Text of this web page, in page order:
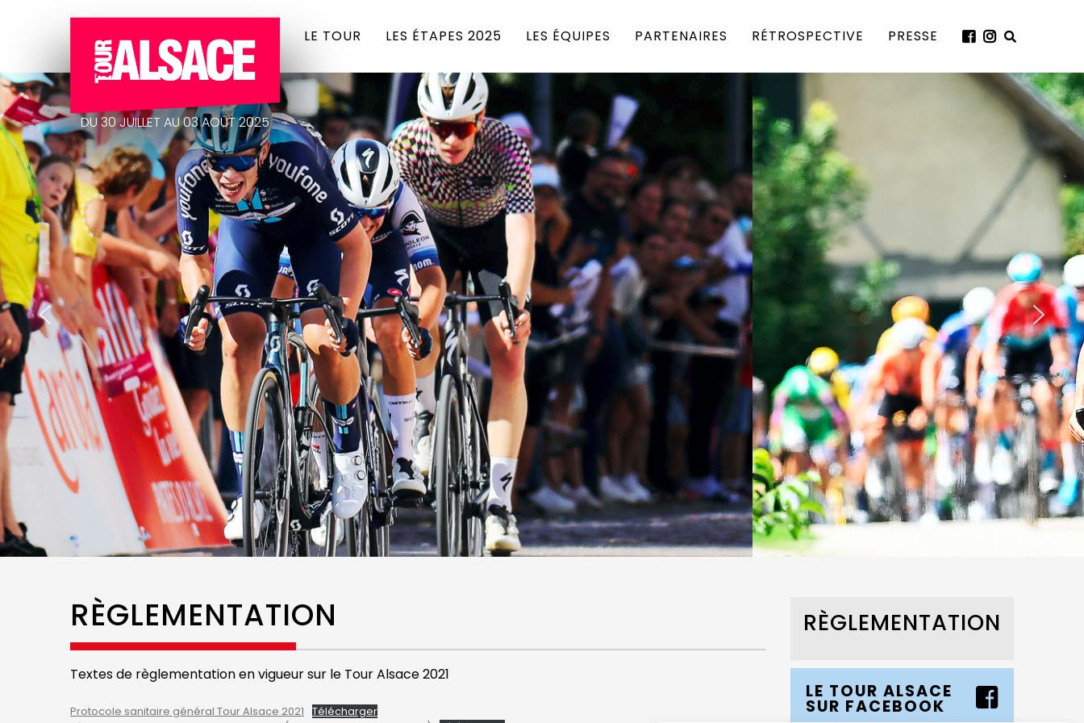
DU 30 JUILLET AU 03 AOÛT 2025
LE TOUR LES ÉTAPES 2025 LES ÉQUIPES PARTENAIRES RÉTROSPECTIVE PRESSE
RÈGLEMENTATION
Textes de règlementation en vigueur sur le Tour Alsace 2021
Protocole sanitaire général Tour Alsace 2021
Télécharger
RÈGLEMENTATION
LE TOUR ALSACE
SUR FACEBOOK